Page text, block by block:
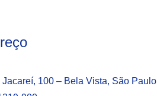
100 – Bela Vista, São Paulo